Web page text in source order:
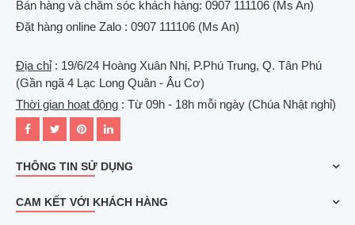
Bán hàng và chăm sóc khách hàng: 0907 111106 (Ms An)
Đặt hàng online Zalo : 0907 111106 (Ms An)
Địa chỉ: 19/6/24 Hoàng Xuân Nhị, P.Phú Trung, Q. Tân Phú
(Gần ngã 4 Lạc Long Quân - Âu Cơ)
Thời gian hoạt động : Từ 09h - 18h mỗi ngày (Chúa Nhật nghỉ)
THÔNG TIN SỬ DỤNG
CAM KẾT VỚI KHÁCH HÀNG